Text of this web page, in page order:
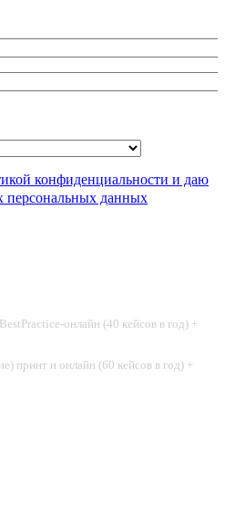
*
конфиденциальности и даю
персональных данных
онлайн (40 кейсов в год) +
принт и онлайн (60 кейсов в год) +